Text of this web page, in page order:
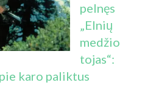
pelnęs
„Elnių
medžio
tojas“:
karo paliktus